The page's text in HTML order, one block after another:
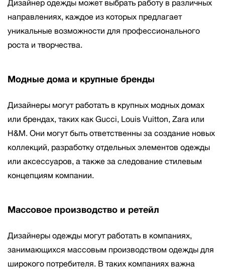
Дизайнер одежды может выбрать работу в различных
направлениях, каждое из которых предлагает
уникальные возможности для профессионального
роста и творчества.
Модные дома и крупные бренды
Дизайнеры могут работать в крупных модных домах
или брендах, таких как Gucci, Louis Vuitton, Zara или
H&M. Они могут быть ответственны за создание новых
коллекций, разработку отдельных элементов одежды
или аксессуаров, а также за следование стилевым
концепциям компании.
Массовое производство и ретейл
Дизайнеры одежды могут работать в компаниях,
занимающихся массовым производством одежды для
широкого потребителя. В таких компаниях важна